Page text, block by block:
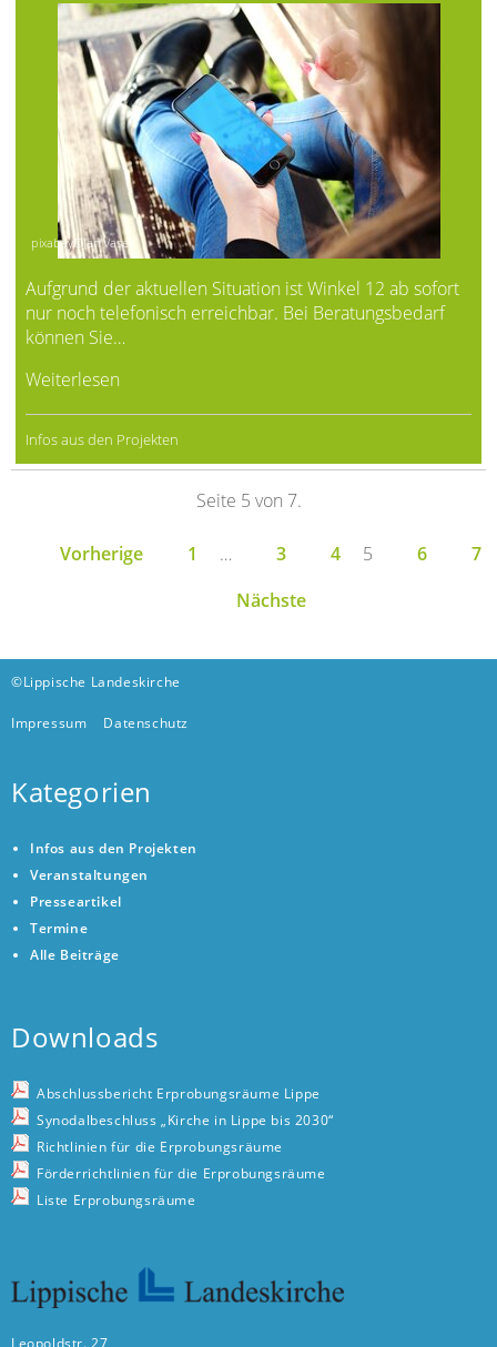
pixabay©Jan Vasek
Aufgrund der aktuellen Situation ist Winkel 12 ab sofort
nur noch telefonisch erreichbar. Bei Beratungsbedarf
können Sie…
Weiterlesen
Infos aus den Projekten
Seite 5 von 7.
Vorherige 1 … 3 4 5 6
7
Nächste
©Lippische Landeskirche
Impressum Datenschutz
Kategorien
Infos aus den Projekten
Veranstaltungen
Presseartikel
Termine
Alle Beiträge
Downloads
Abschlussbericht Erprobungsräume Lippe
Synodalbeschluss „Kirche in Lippe bis 2030“
Richtlinien für die Erprobungsräume
Förderrichtlinien für die Erprobungsräume
Liste Erprobungsräume
Leopoldstr. 27